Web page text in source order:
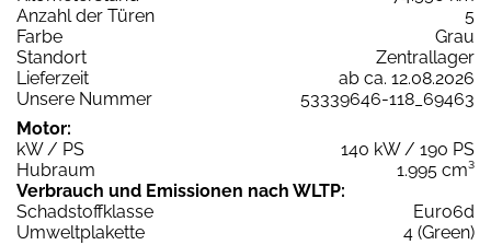
Anzahl der Türen
5
Farbe
Grau
Standort
Zentrallager
Lieferzeit
ab ca. 12.08.2026
Unsere Nummer
53339646-118_69463
Motor:
kW / PS
140 kW / 190 PS
Hubraum
1.995 cm³
Verbrauch und Emissionen nach WLTP:
Schadstoffklasse
Euro6d
Umweltplakette
4 (Green)